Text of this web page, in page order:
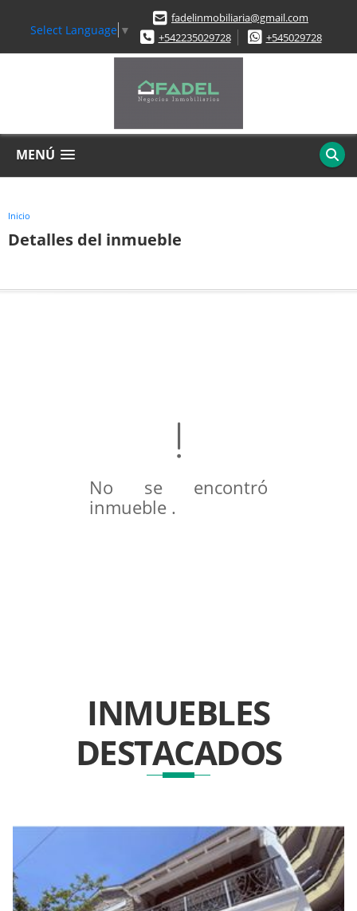
Select Language ▼
fadelinmobiliaria@gmail.com
+542235029728
+545029728
MENÚ
Inicio
Detalles del inmueble
No se encontró
inmueble .
INMUEBLES
DESTACADOS